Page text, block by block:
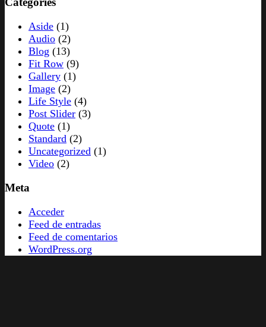
Aside (1)
Audio (2)
Blog (13)
Fit Row (9)
Gallery (1)
Image (2)
Life Style (4)
Post Slider (3)
Quote (1)
Standard (2)
Uncategorized (1)
Video (2)
Meta
Acceder
Feed de entradas
Feed de comentarios
WordPress.org